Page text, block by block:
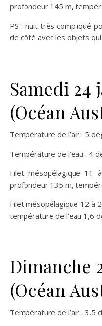
profondeur 145 m,
PS : nuit très compliqué
de côté avec les objets
Samedi 24
(Océan
Température de l’air : 5
Température de l’eau : 4
Filet mésopélagique 11
profondeur 135 m,
Filet mésopélagique 12 à
température de l’eau 1,6
Dimanche
(Océan
Température de l’air : 3,5